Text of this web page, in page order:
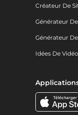
Créateur De
Générateur
Générateur
Idées De